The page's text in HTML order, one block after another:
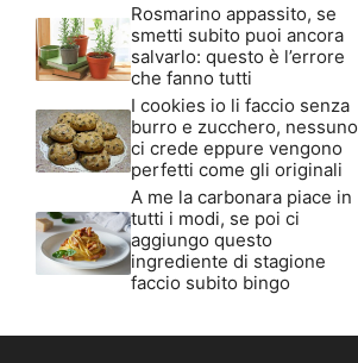
Rosmarino appassito, se
smetti subito puoi ancora
salvarlo: questo è l’errore
che fanno tutti
I cookies io li faccio senza
burro e zucchero, nessuno
ci crede eppure vengono
perfetti come gli originali
A me la carbonara piace in
tutti i modi, se poi ci
aggiungo questo
ingrediente di stagione
faccio subito bingo